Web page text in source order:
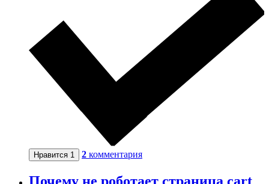
Нравится 1 2 комментария
Почему не роботает страница cart